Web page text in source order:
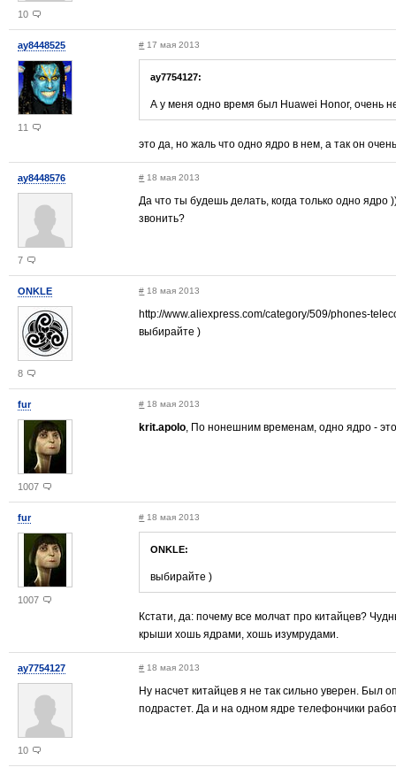
10
ay8448525
11
# 17 мая 2013
ay7754127:
А у меня одно время был Huawei Honor, очень
это да, но жаль что одно ядро в нем, а так он
ay8448576
7
# 18 мая 2013
Да что ты будешь делать, когда только одно
звонить?
ONKLE
8
# 18 мая 2013
http://www.aliexpress.com/category/509/phones-
выбирайте )
fur
1007
# 18 мая 2013
krit.apolo, По нонешним временам, одно ядро -
fur
1007
# 18 мая 2013
ONKLE:
выбирайте )
Кстати, да: почему все молчат про китайцев?
крыши хошь ядрами, хошь изумрудами.
ay7754127
10
# 18 мая 2013
Ну насчет китайцев я не так сильно уверен. Был
подрастет. Да и на одном ядре телефончики